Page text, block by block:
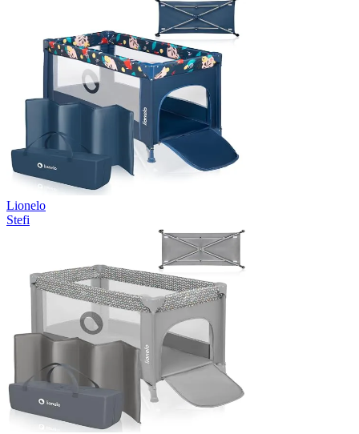
Lionelo
Stefi